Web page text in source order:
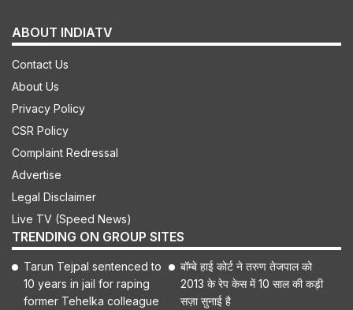
ABOUT INDIATV
Contact Us
About Us
Privacy Policy
CSR Policy
Complaint Redressal
Advertise
Legal Disclaimer
Live TV (Speed News)
TRENDING ON GROUP SITES
Tarun Tejpal sentenced to
10 years in jail for raping
former Tehelka colleague
बॉम्बे हाई कोर्ट ने तरुण तेजपाल को
2013 के रेप केस में 10 साल की कड़ी
सज़ा सुनाई है